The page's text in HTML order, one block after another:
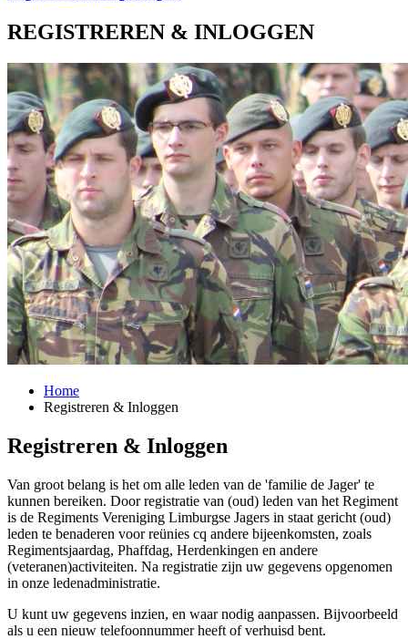
REGISTREREN & INLOGGEN
Home
Registreren & Inloggen
Registreren & Inloggen
Van groot belang is het om alle leden van de 'familie de Jager' te
kunnen bereiken. Door registratie van (oud) leden van het Regiment
is de Regiments Vereniging Limburgse Jagers in staat gericht (oud)
leden te benaderen voor reünies cq andere bijeenkomsten, zoals
Regimentsjaardag, Phaffdag, Herdenkingen en andere
(veteranen)activiteiten. Na registratie zijn uw gegevens opgenomen
in onze ledenadministratie.
U kunt uw gegevens inzien, en waar nodig aanpassen. Bijvoorbeeld
als u een nieuw telefoonnummer heeft of verhuisd bent.